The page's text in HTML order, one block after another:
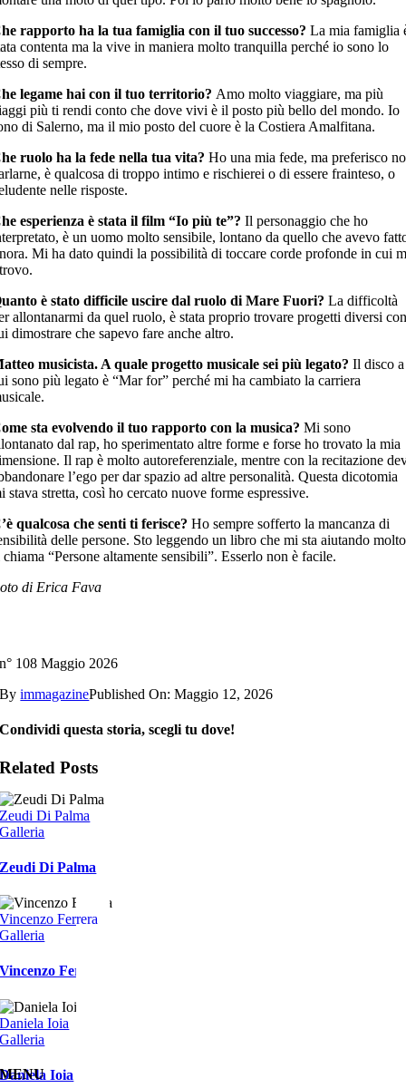
rapporto ha la tua famiglia con il tuo successo?La mia famiglia
contenta ma la vive in maniera molto tranquilla perché io sono lo
di sempre.
legame hai con il tuo territorio? Amo molto viaggiare, ma più
più ti rendi conto che dove vivi è il posto più bello del mondo. Io
di Salerno, ma il mio posto del cuore è la Costiera Amalfitana.
ruolo ha la fede nella tua vita?Ho una mia fede, ma preferisco
è qualcosa di troppo intimo e rischierei o di essere frainteso, o
nelle risposte.
esperienza è stata il film “Io più te”?Il personaggio che ho
è un uomo molto sensibile, lontano da quello che avevo
Mi ha dato quindi la possibilità di toccare corde profonde in cui
è stato difficile uscire dal ruolo di Mare Fuori?La difficoltà
allontanarmi da quel ruolo, è stata proprio trovare progetti diversi
dimostrare che sapevo fare anche altro.
musicista. A quale progetto musicale sei più legato?Il disco a
sono più legato è “Mar for” perché mi ha cambiato la carriera
sta evolvendo il tuo rapporto con la musica?Mi sono
dal rap, ho sperimentato altre forme e forse ho trovato la mia
Il rap è molto autoreferenziale, mentre con la recitazione
l’ego per dar spazio ad altre personalità. Questa dicotomia
stava stretta, così ho cercato nuove forme espressive.
qualcosa che senti ti ferisce?Ho sempre sofferto la mancanza di
delle persone. Sto leggendo un libro che mi sta aiutando
chiama “Persone altamente sensibili”. Esserlo non è facile.
di Erica Fava
n° 108 Maggio 2026
ByimmagazinePublished On: Maggio 12, 2026
Condividi questa storia, scegli tu dove!
Related Posts
Zeudi Di Palma
Galleria
Zeudi Di Palma
Vincenzo Ferrera
Galleria
Vincenzo Ferrera
Daniela Ioia
Galleria
Daniela Ioia
MENU